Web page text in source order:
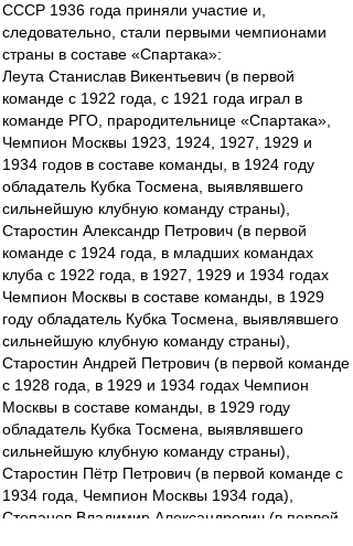
СССР 1936 года приняли участие и,
следовательно, стали первыми чемпионами
страны в составе «Спартака»:
Леута Станислав Викентьевич (в первой
команде с 1922 года, с 1921 года играл в
команде РГО, прародительнице «Спартака»,
Чемпион Москвы 1923, 1924, 1927, 1929 и
1934 годов в составе команды, в 1924 году
обладатель Кубка Тосмена, выявлявшего
сильнейшую клубную команду страны),
Старостин Александр Петрович (в первой
команде с 1924 года, в младших командах
клуба с 1922 года, в 1927, 1929 и 1934 годах
Чемпион Москвы в составе команды, в 1929
году обладатель Кубка Тосмена, выявлявшего
сильнейшую клубную команду страны),
Старостин Андрей Петрович (в первой команде
с 1928 года, в 1929 и 1934 годах Чемпион
Москвы в составе команды, в 1929 году
обладатель Кубка Тосмена, выявлявшего
сильнейшую клубную команду страны),
Старостин Пётр Петрович (в первой команде с
1934 года, Чемпион Москвы 1934 года),
Степанов Владимир Александрович (в первой